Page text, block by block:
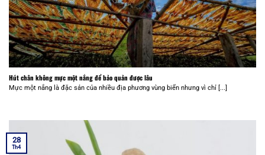
Hút chân không mực một nắng để bảo quản được lâu
Mực một nắng là đặc sản của nhiều địa phương vùng biển nhưng vì chỉ [...]
28
Th4